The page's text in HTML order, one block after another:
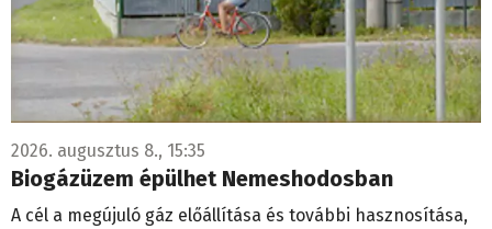
2026. augusztus 8., 15:35
Biogázüzem épülhet Nemeshodosban
A cél a megújuló gáz előállítása és további hasznosítása,